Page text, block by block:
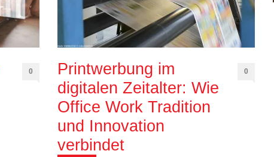
0
Printwerbung im
digitalen Zeitalter: Wie
Office Work Tradition
und Innovation
verbindet
0